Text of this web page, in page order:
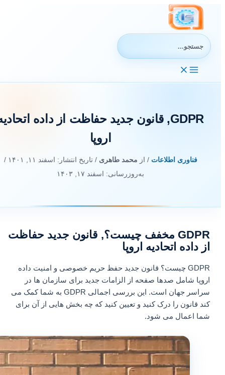
جستجوی:
GDPR, قانون جدید حفاظت از داده اتحادیه
اروپا
فناوری اطلاعات/ از محمد طاهری/ تاریخ انتشار: اسفند ۱۱, ۱۴۰۱
/
به‌روزرسانی: اسفند ۱۷, ۱۴۰۳
GDPR مخفف چیست؟, قانون جدید حفاظت
از داده اتحادیه اروپا
GDPR چیست؟ قانون جدید حفظ حریم خصوصی و امنیت داده
اروپا شامل صدها صفحه از الزامات جدید برای سازمان ها در
سراسر جهان است. این بررسی اجمالی GDPR به شما کمک می
کند قانون را درک کنید و تعیین کنید که چه بخش هایی از آن برای
شما اعمال می شود.